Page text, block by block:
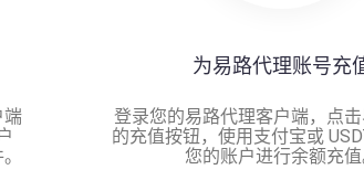
端
为易路代理账号充
登录您的易路代理客户端，点
的充值按钮，使用支付宝或
您的账户进行余额充值